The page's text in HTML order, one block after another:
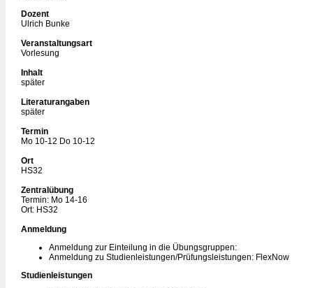
Dozent
Ulrich Bunke
Veranstaltungsart
Vorlesung
Inhalt
später
Literaturangaben
später
Termin
Mo 10-12 Do 10-12
Ort
HS32
Zentralübung
Termin: Mo 14-16
Ort: HS32
Anmeldung
Anmeldung zur Einteilung in die Übungsgruppen:
Anmeldung zu Studienleistungen/Prüfungsleistungen: FlexNow
Studienleistungen